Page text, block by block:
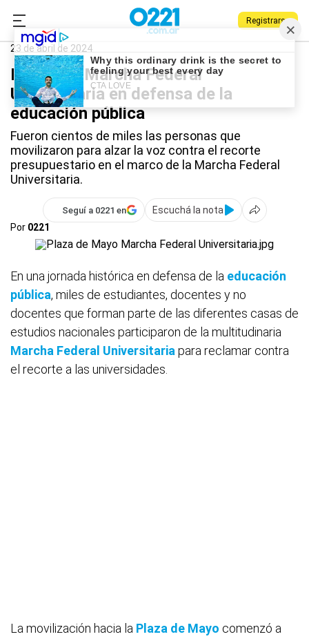
Registrarse
0221.com.ar
Marcha Federal Universitaria
23 de abril de 2024
Histórica Marcha Federal
Universitaria en defensa de la
educación pública
Fueron cientos de miles las personas que
movilizaron para alzar la voz contra el recorte
presupuestario en el marco de la Marcha Federal
Universitaria.
Seguí a 0221 en
Escuchá la nota
Por 0221
En una jornada histórica en defensa de la educación
pública, miles de estudiantes, docentes y no
docentes que forman parte de las diferentes casas de
estudios nacionales participaron de la multitudinaria
Marcha Federal Universitaria para reclamar contra
el recorte a las universidades.
La movilización hacia la Plaza de Mayo comenzó a